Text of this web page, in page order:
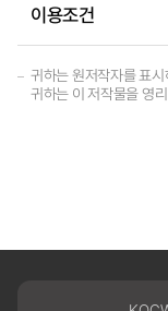
이용조건
귀하는 원저작자를 표
귀하는 이 저작물을 영